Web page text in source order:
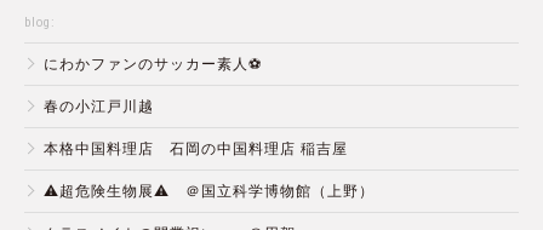
blog:
にわかファンのサッカー素人⚽️
春の小江戸川越
本格中国料理店 石岡の中国料理店 稲吉屋
⚠️超危険生物展⚠️ ＠国立科学博物館（上野）